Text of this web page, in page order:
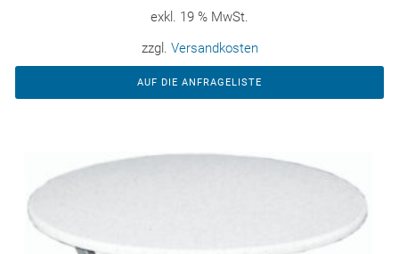
exkl. 19 % MwSt.
zzgl. Versandkosten
AUF DIE ANFRAGELISTE